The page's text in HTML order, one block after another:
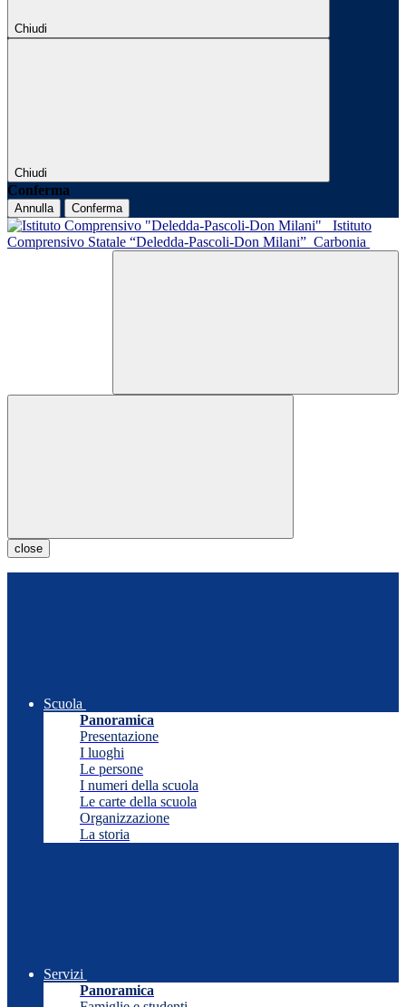
Chiudi
Chiudi
Conferma
Annulla Conferma
Istituto
Comprensivo Statale “Deledda-Pascoli-Don Milani” Carbonia
close
Scuola
Panoramica
Presentazione
I luoghi
Le persone
I numeri della scuola
Le carte della scuola
Organizzazione
La storia
Servizi
Panoramica